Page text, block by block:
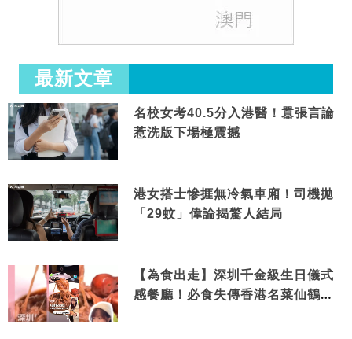
最新文章
名校女考40.5分入港醫！囂張言論
惹洗版下場極震撼
港女搭士慘捱無冷氣車廂！司機拋
「29蚊」偉論揭驚人結局
【為食出走】深圳千金級生日儀式
感餐廳！必食失傳香港名菜仙鶴神